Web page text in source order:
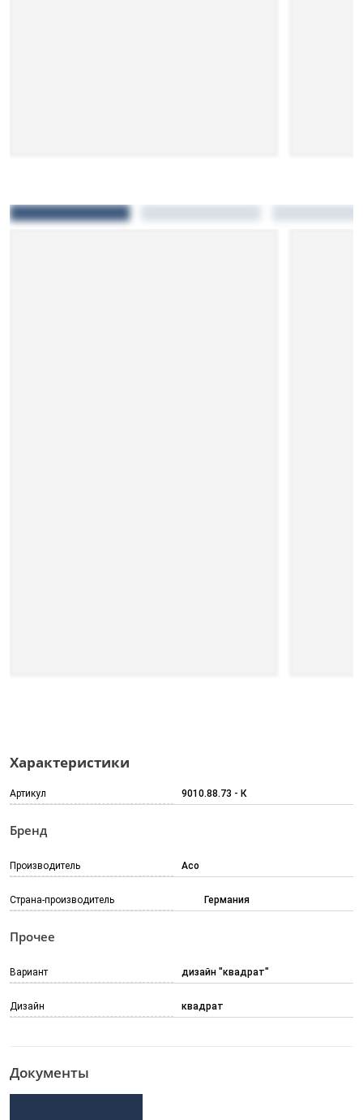
Характеристики
Артикул 9010.88.73 - К
Бренд
Производитель Aco
Страна-производитель Германия
Прочее
Вариант дизайн "квадрат"
Дизайн квадрат
Документы